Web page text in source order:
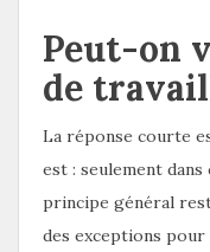
Peut-on
de
La réponse courte
est : seulement
principe général
des exceptions